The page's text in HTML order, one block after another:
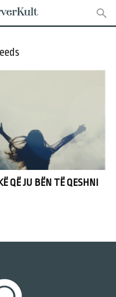
QË JU BËN TË QESHNI